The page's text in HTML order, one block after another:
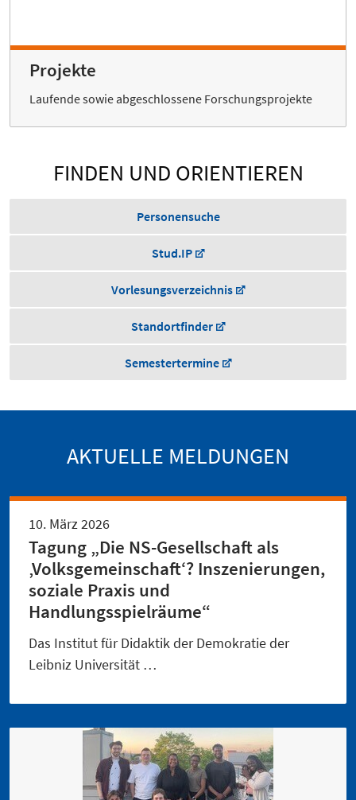
Projekte
Laufende sowie abgeschlossene Forschungsprojekte
FINDEN UND ORIENTIEREN
Personensuche
Stud.IP
Vorlesungsverzeichnis
Standortfinder
Semestertermine
AKTUELLE MELDUNGEN
10. März 2026
Tagung „Die NS-Gesellschaft als
‚Volksgemeinschaft‘? Inszenierungen,
soziale Praxis und
Handlungsspielräume“
Das Institut für Didaktik der Demokratie der
Leibniz Universität …